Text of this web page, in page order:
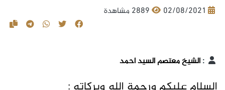
02/08/2021 2889 مشاهدة
:الشيخ معتصم السيد احمد